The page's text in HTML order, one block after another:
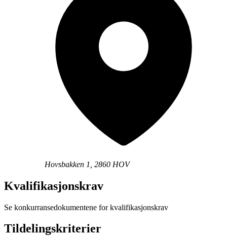
Hovsbakken 1, 2860 HOV
Kvalifikasjonskrav
Se konkurransedokumentene for kvalifikasjonskrav
Tildelingskriterier